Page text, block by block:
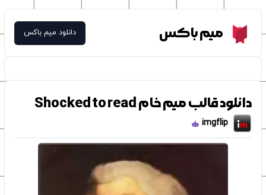
Meme Boxمیم باکس دانلود میم باکس
دانلود قالب میم خام Shocked to read
imgflip